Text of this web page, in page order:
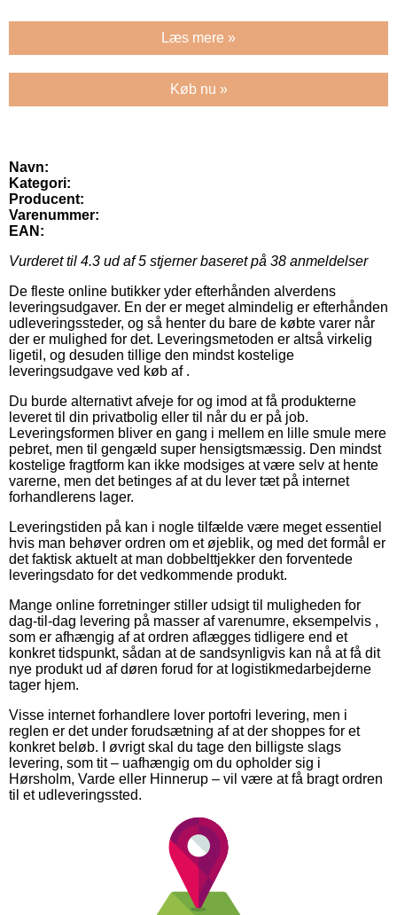
Læs mere »
Køb nu »
Navn:
Kategori:
Producent:
Varenummer:
EAN:
Vurderet til 4.3 ud af 5 stjerner baseret på 38 anmeldelser
De fleste online butikker yder efterhånden alverdens
leveringsudgaver. En der er meget almindelig er efterhånden
udleveringssteder, og så henter du bare de købte varer når
der er mulighed for det. Leveringsmetoden er altså virkelig
ligetil, og desuden tillige den mindst kostelige
leveringsudgave ved køb af .
Du burde alternativt afveje for og imod at få produkterne
leveret til din privatbolig eller til når du er på job.
Leveringsformen bliver en gang i mellem en lille smule mere
pebret, men til gengæld super hensigtsmæssig. Den mindst
kostelige fragtform kan ikke modsiges at være selv at hente
varerne, men det betinges af at du lever tæt på internet
forhandlerens lager.
Leveringstiden på kan i nogle tilfælde være meget essentiel
hvis man behøver ordren om et øjeblik, og med det formål er
det faktisk aktuelt at man dobbelttjekker den forventede
leveringsdato for det vedkommende produkt.
Mange online forretninger stiller udsigt til muligheden for
dag-til-dag levering på masser af varenumre, eksempelvis ,
som er afhængig af at ordren aflægges tidligere end et
konkret tidspunkt, sådan at de sandsynligvis kan nå at få dit
nye produkt ud af døren forud for at logistikmedarbejderne
tager hjem.
Visse internet forhandlere lover portofri levering, men i
reglen er det under forudsætning af at der shoppes for et
konkret beløb. I øvrigt skal du tage den billigste slags
levering, som tit – uafhængig om du opholder sig i
Hørsholm, Varde eller Hinnerup – vil være at få bragt ordren
til et udleveringssted.